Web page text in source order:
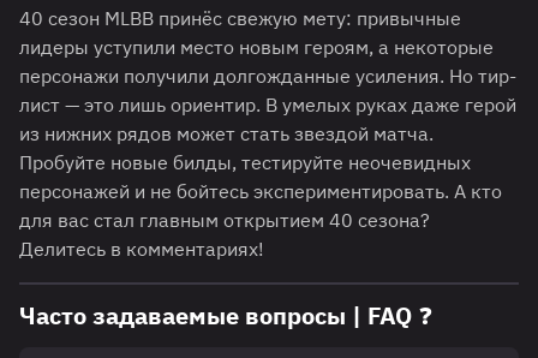
40 сезон MLBB принёс свежую мету: привычные
лидеры уступили место новым героям, а некоторые
персонажи получили долгожданные усиления. Но тир-
лист — это лишь ориентир. В умелых руках даже герой
из нижних рядов может стать звездой матча.
Пробуйте новые билды, тестируйте неочевидных
персонажей и не бойтесь экспериментировать. А кто
для вас стал главным открытием 40 сезона?
Делитесь в комментариях!
Часто задаваемые вопросы | FAQ ❓